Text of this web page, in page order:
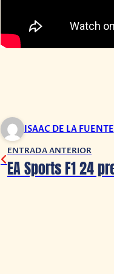
ISAAC DE LA FUENTE
ENTRADA ANTERIOR